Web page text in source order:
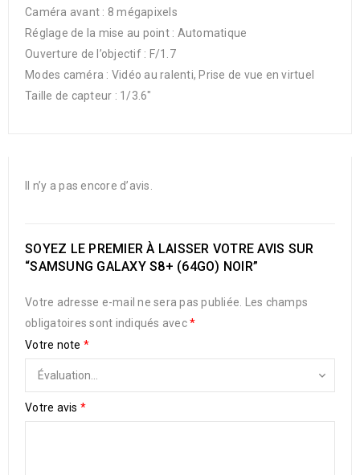
Caméra avant : 8 mégapixels
Réglage de la mise au point : Automatique
Ouverture de l’objectif : F/1.7
Modes caméra : Vidéo au ralenti, Prise de vue en virtuel
Taille de capteur : 1/3.6″
Il n’y a pas encore d’avis.
SOYEZ LE PREMIER À LAISSER VOTRE AVIS SUR
“SAMSUNG GALAXY S8+ (64GO) NOIR”
Votre adresse e-mail ne sera pas publiée.
Les champs
obligatoires sont indiqués avec*
Votre note *
Votre avis *